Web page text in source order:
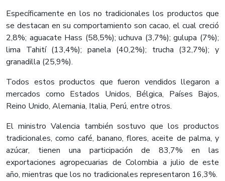
Específicamente en los no tradicionales los productos que
se destacan en su comportamiento son cacao, el cual creció
2,8%; aguacate Hass (58,5%); uchuva (3,7%); gulupa (7%);
lima Tahití (13,4%); panela (40,2%); trucha (32,7%); y
granadilla (25,9%).
Todos estos productos que fueron vendidos llegaron a
mercados como Estados Unidos, Bélgica, Países Bajos,
Reino Unido, Alemania, Italia, Perú, entre otros.
El ministro Valencia también sostuvo que los productos
tradicionales, como café, banano, flores, aceite de palma, y
azúcar, tienen una participación de 83,7% en las
exportaciones agropecuarias de Colombia a julio de este
año, mientras que los no tradicionales representaron 16,3%.